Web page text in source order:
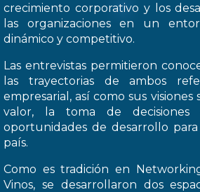
crecimiento corporativo y los
las organizaciones en un
dinámico y competitivo.
Las entrevistas permitieron
las trayectorias de ambos
empresarial, así como sus
valor, la toma de decisiones
oportunidades de desarrollo para
país.
Como es tradición en
Vinos, se desarrollaron dos